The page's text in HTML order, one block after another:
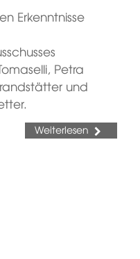
Erkenntnisse
Petra
und
Weiterlesen